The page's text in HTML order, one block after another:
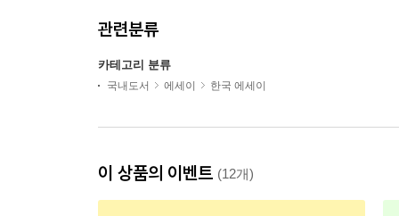
관련분류
카테고리 분류
국내도서 에세이 한국 에세이
이 상품의 이벤트 (12개)